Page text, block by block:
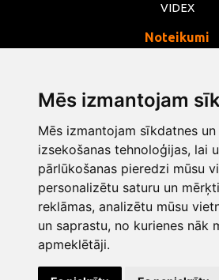
Mēs izmantojam
Mēs izmantojam sīkdatnes
izsekošanas tehnoloģijas, lai
pārlūkošanas pieredzi mūsu
personalizētu saturu un
reklāmas, analizētu mūsu
un saprastu, no kurienes nāk
apmeklētāji.
VIDEX
Noteikumi
Noteikumi
Mainīt sīkdatņu
info@opentools.lv